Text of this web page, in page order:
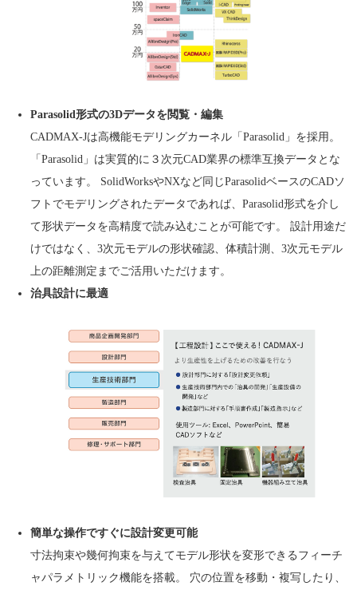
Parasolid形式の3Dデータを閲覧・編集
CADMAX-Jは高機能モデリングカーネル「Parasolid」を採用。
「Parasolid」は実質的に３次元CAD業界の標準互換データとな
っています。 SolidWorksやNXなど同じParasolidベースのCADソ
フトでモデリングされたデータであれば、Parasolid形式を介し
て形状データを高精度で読み込むことが可能です。 設計用途だ
けではなく、3次元モデルの形状確認、体積計測、3次元モデル
上の距離測定までご活用いただけます。
治具設計に最適
簡単な操作ですぐに設計変更可能
寸法拘束や幾何拘束を与えてモデル形状を変形できるフィーチ
ャパラメトリック機能を搭載。 穴の位置を移動・複写したり、